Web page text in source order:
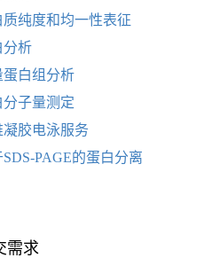
质纯度和均一性表征
分析
蛋白组分析
分子量测定
凝胶电泳服务
PAGE的蛋白分离
需求